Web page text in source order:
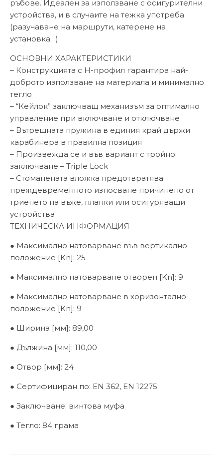
ръбове. Идеален за използване с осигурителни
устройства, и в случаите на тежка употреба
(разучаване на маршрути, катерене на
установка…)
ОСНОВНИ ХАРАКТЕРИСТИКИ
– Конструкцията с H-профил гарантира най-
доброто използване на материала и минимално
тегло
– “Кейлок” заключващ механизъм за оптимално
управление при включване и отключване
– Вътрешната пружина в единия край държи
карабинера в правилна позиция
– Произвежда се и във вариант с тройно
заключване – Triple Lock
– Стоманената вложка предотвратява
преждевременното износване причинено от
триенето на въже, планки или осигуряващи
устройства
ТЕХНИЧЕСКА ИНФОРМАЦИЯ
● Максимално натоварване във вертикално
положение [Kn]: 25
● Максимално натоварване отворен [Kn]: 9
● Максимално натоварване в хоризонтално
положение [Kn]: 9
● Ширина [мм]: 89,00
● Дължина [мм]: 110,00
● Отвор [мм]: 24
● Сертифициран по: EN 362, EN 12275
● Заключване: винтова муфа
● Тегло: 84 грама